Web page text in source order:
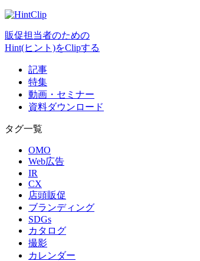
販促担当者のための
Hint(ヒント)をClipする
記事
特集
動画・セミナー
資料ダウンロード
タグ一覧
OMO
Web広告
IR
CX
店頭販促
ブランディング
SDGs
カタログ
撮影
カレンダー